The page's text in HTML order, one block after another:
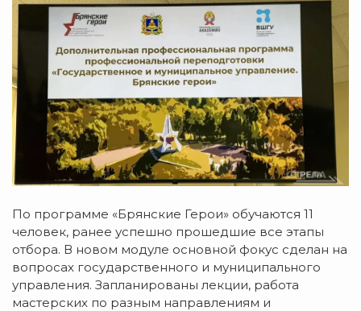
По программе «Брянские Герои» обучаются 11
человек, ранее успешно прошедшие все этапы
отбора. В новом модуле основной фокус сделан на
вопросах государственного и муниципального
управления. Запланированы лекции, работа
мастерских по разным направлениям и